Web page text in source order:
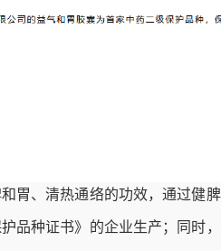
胃、清热通络的功效，通过健
品种证书》的企业生产；同时